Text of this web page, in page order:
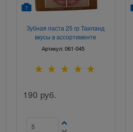
7
Зубная паста 25 гр Таиланд
вкусы в ассортименте
Артикул:061-045
190 руб.